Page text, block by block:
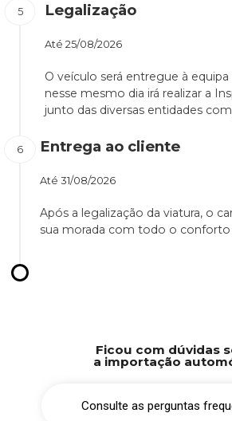
Legalização
Até 25/08/2026
O veículo será entregue à
nesse mesmo dia irá realizar a
junto das diversas entidades
Entrega ao cliente
Até 31/08/2026
Após a legalização da viatura, o
sua morada com todo o conforto
Ficou com dúvidas
a importação
Consulte as perguntas